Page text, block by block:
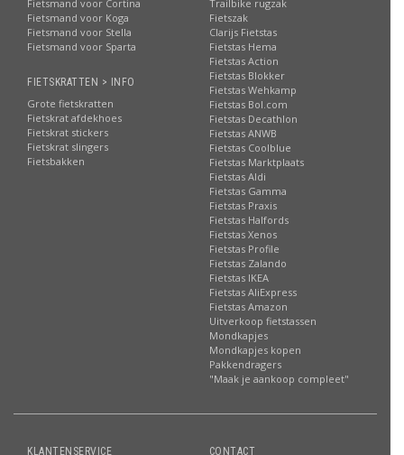
Fietsmand voor Cortina
Fietsmand voor Koga
Fietsmand voor Stella
Fietsmand voor Sparta
FIETSKRATTEN > INFO
Grote fietskratten
Fietskrat afdekhoes
Fietskrat stickers
Fietskrat slingers
Fietsbakken
Trailbike rugzak
Fietszak
Clarijs Fietstas
Fietstas Hema
Fietstas Action
Fietstas Blokker
Fietstas Wehkamp
Fietstas Bol.com
Fietstas Decathlon
Fietstas ANWB
Fietstas Coolblue
Fietstas Marktplaats
Fietstas Aldi
Fietstas Gamma
Fietstas Praxis
Fietstas Halfords
Fietstas Xenos
Fietstas Profile
Fietstas Zalando
Fietstas IKEA
Fietstas AliExpress
Fietstas Amazon
Uitverkoop fietstassen
Mondkapjes
Mondkapjes kopen
Pakkendragers
"Maak je aankoop compleet"
KLANTENSERVICE CONTACT